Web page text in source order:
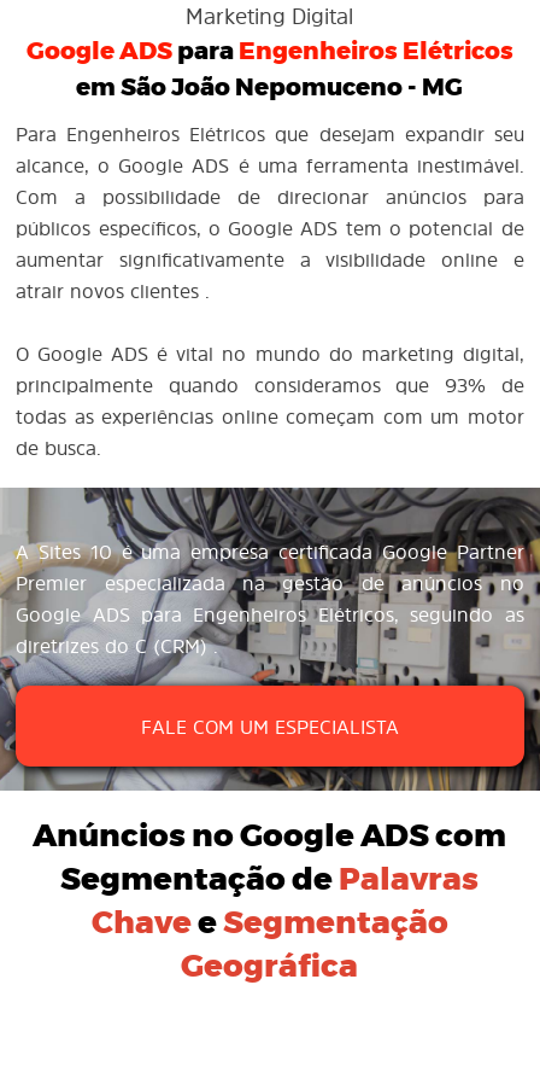
Marketing Digital
Google ADSpara Engenheiros Elétricos
em São João Nepomuceno - MG
Para Engenheiros Elétricos que desejam expandir seu
alcance, o Google ADS é uma ferramenta inestimável.
Com a possibilidade de direcionar anúncios para
públicos específicos, o Google ADS tem o potencial de
aumentar significativamente a visibilidade online e
atrair novos clientes .
O Google ADS é vital no mundo do marketing digital,
principalmente quando consideramos que 93% de
todas as experiências online começam com um motor
de busca.
A Sites 10 é uma empresa certificada Google Partner
Premier especializada na gestão de anúncios no
Google ADS para Engenheiros Elétricos, seguindo as
diretrizes do C (CRM) .
FALE COM UM ESPECIALISTA
Anúncios no Google ADS com
Segmentação de Palavras
ChaveeSegmentação
Geográfica